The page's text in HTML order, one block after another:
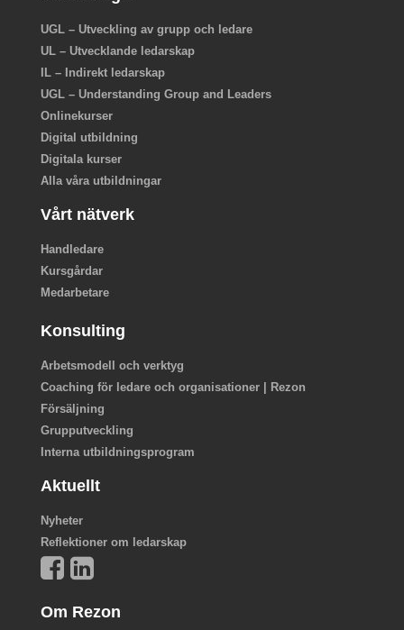
UGL – Utveckling av grupp och ledare
UL – Utvecklande ledarskap
IL – Indirekt ledarskap
UGL – Understanding Group and Leaders
Onlinekurser
Digital utbildning
Digitala kurser
Alla våra utbildningar
Vårt nätverk
Handledare
Kursgårdar
Medarbetare
Konsulting
Arbetsmodell och verktyg
Coaching för ledare och organisationer | Rezon
Försäljning
Grupputveckling
Interna utbildningsprogram
Aktuellt
Nyheter
Reflektioner om ledarskap
Om Rezon